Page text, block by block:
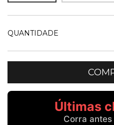
QUANTIDADE
Últimas
Corra